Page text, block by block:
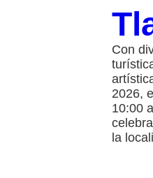
Con
2026,
10:00
la